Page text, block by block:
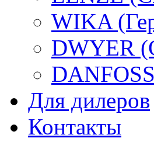
WIKA
DWYER
Для дилеров
Контакты